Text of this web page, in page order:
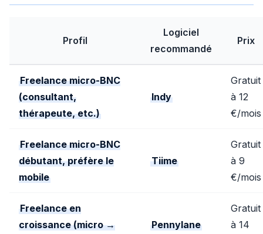
Profil
Logiciel
recommandé
Prix
Freelance micro-BNC
(consultant,
thérapeute, etc.)
Indy
Gratuit
à 12
€/mois
Freelance micro-BNC
débutant, préfère le
mobile
Tiime
Gratuit
à 9
€/mois
Freelance en
croissance (micro →
Pennylane
Gratuit
à 14